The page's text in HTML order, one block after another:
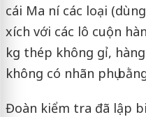
cái Ma ní các loại
xích với các lô cuộn
kg thép không gỉ,
không có nhãn phụ
Đoàn kiểm tra đã lập